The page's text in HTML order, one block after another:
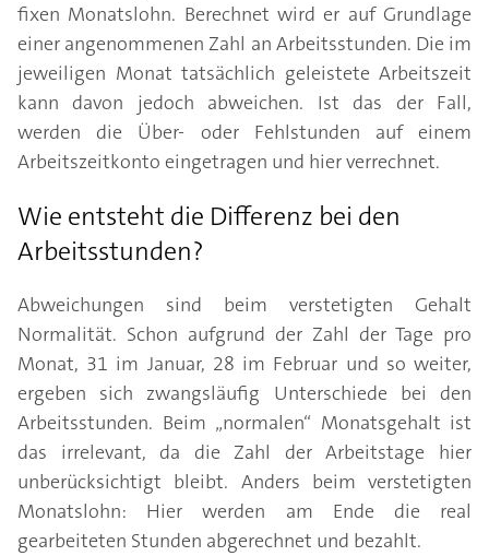
fixen Monatslohn. Berechnet wird er auf Grundlage
einer angenommenen Zahl an Arbeitsstunden. Die im
jeweiligen Monat tatsächlich geleistete Arbeitszeit
kann davon jedoch abweichen. Ist das der Fall,
werden die Über- oder Fehlstunden auf einem
Arbeitszeitkonto eingetragen und hier verrechnet.
Wie entsteht die Differenz bei den
Arbeitsstunden?
Abweichungen sind beim verstetigten Gehalt
Normalität. Schon aufgrund der Zahl der Tage pro
Monat, 31 im Januar, 28 im Februar und so weiter,
ergeben sich zwangsläufig Unterschiede bei den
Arbeitsstunden. Beim „normalen“ Monatsgehalt ist
das irrelevant, da die Zahl der Arbeitstage hier
unberücksichtigt bleibt. Anders beim verstetigten
Monatslohn: Hier werden am Ende die real
gearbeiteten Stunden abgerechnet und bezahlt.